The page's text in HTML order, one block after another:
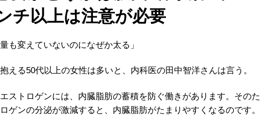
チ以上は注意が必要
も変えていないのになぜか太る」
える50代以上の女性は多いと、内科医の田中智洋さんは言う。
エストロゲンには、内臓脂肪の蓄積を防ぐ働きがあります。そのた
ゲンの分泌が激減すると、内臓脂肪がたまりやすくなるのです。